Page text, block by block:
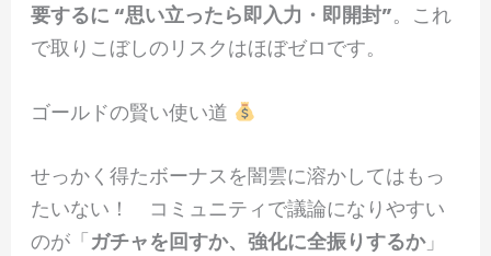
要するに “思い立ったら即入力・即開封”。これ
で取りこぼしのリスクはほぼゼロです。
ゴールドの賢い使い道
せっかく得たボーナスを闇雲に溶かしてはもっ
たいない！ コミュニティで議論になりやすい
のが「ガチャを回すか、強化に全振りするか」